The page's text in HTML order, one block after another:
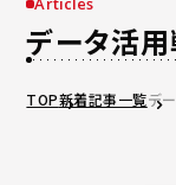
データ活
TOP新着記事一覧デ